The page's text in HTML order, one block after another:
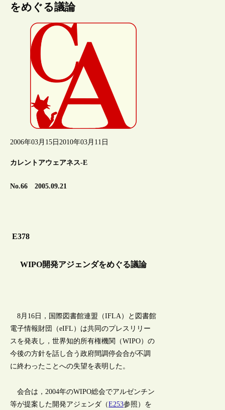
をめぐる議論
2006年03月15日 2010年03月11日
カレントアウェアネス-E
No.66 2005.09.21
E378
WIPO開発アジェンダをめぐる議論
8月16日，国際図書館連盟（IFLA）と図書館
電子情報財団（eIFL）は共同のプレスリリー
スを発表し，世界知的所有権機関（WIPO）の
今後の方針を話し合う政府間調停会合が不調
に終わったことへの失望を表明した。
会合は，2004年のWIPO総会でアルゼンチン
等が提案した開発アジェンダ（E253参照）を